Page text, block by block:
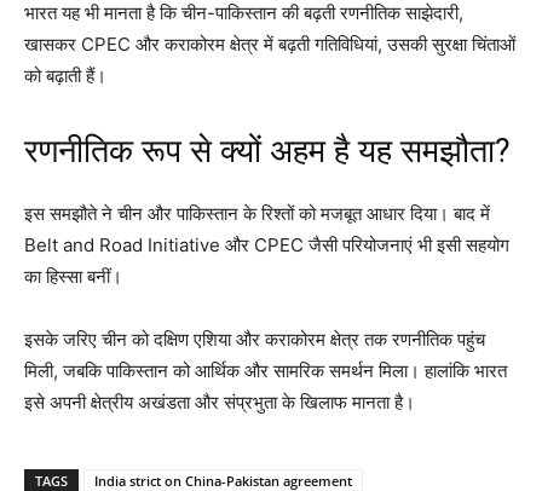
भारत यह भी मानता है कि चीन-पाकिस्तान की बढ़ती रणनीतिक साझेदारी,
खासकर CPEC और कराकोरम क्षेत्र में बढ़ती गतिविधियां, उसकी सुरक्षा चिंताओं
को बढ़ाती हैं।
रणनीतिक रूप से क्यों अहम है यह समझौता?
इस समझौते ने चीन और पाकिस्तान के रिश्तों को मजबूत आधार दिया। बाद में
Belt and Road Initiative और CPEC जैसी परियोजनाएं भी इसी सहयोग
का हिस्सा बनीं।
इसके जरिए चीन को दक्षिण एशिया और कराकोरम क्षेत्र तक रणनीतिक पहुंच
मिली, जबकि पाकिस्तान को आर्थिक और सामरिक समर्थन मिला। हालांकि भारत
इसे अपनी क्षेत्रीय अखंडता और संप्रभुता के खिलाफ मानता है।
TAGS India strict on China-Pakistan agreement